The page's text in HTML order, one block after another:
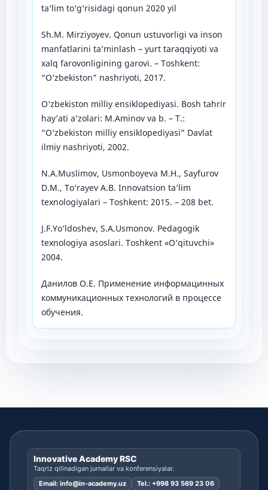
ta’lim to‘g‘risidagi qonun 2020 yil
Sh.M. Mirziyoyev. Qonun ustuvorligi va inson
manfatlarini ta’minlash – yurt taraqqiyoti va
xalq farovonligining garovi. – Toshkent:
“O‘zbekiston” nashriyoti, 2017.
O‘zbekiston milliy ensiklopediyasi. Bosh tahrir
hay’ati a’zolari: M.Aminov va b. – T.:
“O‘zbekiston milliy ensiklopediyasi” Davlat
ilmiy nashriyoti, 2002.
N.A.Muslimov, Usmonboyeva M.H., Sayfurov
D.M., To‘rayev A.B. Innovatsion ta’lim
texnologiyalari – Toshkent: 2015. – 208 bet.
J.Ϝ.Yo‘ldoshev, S.A.Usmonov. Pedagogik
texnologiya asoslari. Toshkent «O‘qituvchi»
2004.
Данилов О.Е. Применение информацинных
коммуникационных технологий в процессе
обучения.
Innovative Academy RSC
Taqriz qilinadigan jurnallar va konferensiyalar.
Email: info@in-academy.uz Tel.: +998 93 569 23 06